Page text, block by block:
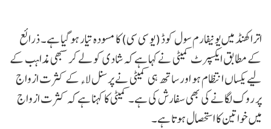
اتراکھنڈ میں یونیفارم سول کوڈ (یو سی سی) کا مسودہ تیار ہو گیا ہے۔ ذرائع
کے مطابق ایکسپرٹ کمیٹی نے کہا ہے کہ شادی کو لے کر سبھی مذاہب کے
لیے یکساں انتظام ہو اور ساتھ ہی کمیٹی نے پرسنل لاء کے کثرت ازواج
پر روک لگانے کی بھی سفارش کی ہے۔ کمیٹی کا کہنا ہے کہ کثرت ازواج
میں خواتین کا استحصال ہوتا ہے۔